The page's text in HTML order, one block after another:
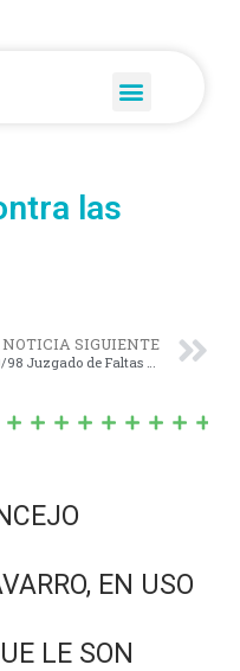
las
NOTICIA SIGUIENTE
399/98 Juzgado de Faltas Municipal
EN USO
LE SON